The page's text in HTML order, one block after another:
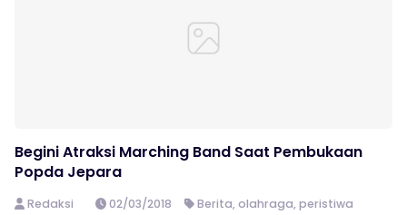
Begini Atraksi Marching Band Saat Pembukaan
Popda Jepara
Redaksi 02/03/2018 Berita,olahraga,peristiwa